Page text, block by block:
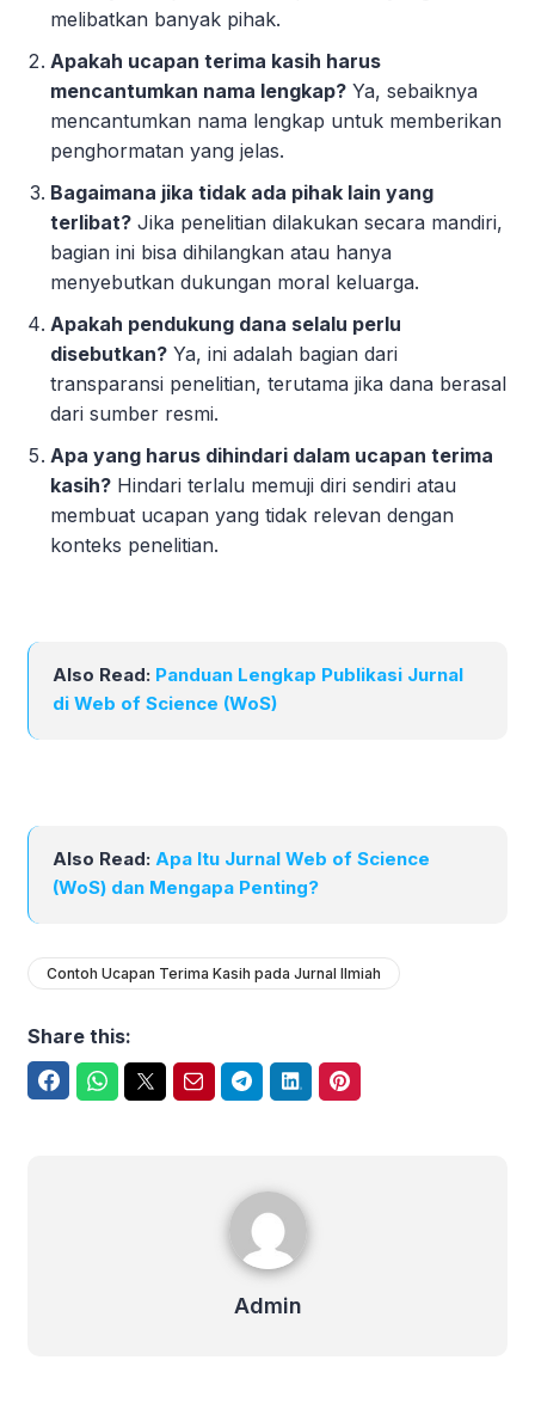
melibatkan banyak pihak.
Apakah ucapan terima kasih harus
mencantumkan nama lengkap? Ya, sebaiknya
mencantumkan nama lengkap untuk memberikan
penghormatan yang jelas.
Bagaimana jika tidak ada pihak lain yang
terlibat? Jika penelitian dilakukan secara mandiri,
bagian ini bisa dihilangkan atau hanya
menyebutkan dukungan moral keluarga.
Apakah pendukung dana selalu perlu
disebutkan? Ya, ini adalah bagian dari
transparansi penelitian, terutama jika dana berasal
dari sumber resmi.
Apa yang harus dihindari dalam ucapan terima
kasih? Hindari terlalu memuji diri sendiri atau
membuat ucapan yang tidak relevan dengan
konteks penelitian.
Also Read: Panduan Lengkap Publikasi Jurnal
di Web of Science (WoS)
Also Read: Apa Itu Jurnal Web of Science
(WoS) dan Mengapa Penting?
Contoh Ucapan Terima Kasih pada Jurnal Ilmiah
Share this:
Admin